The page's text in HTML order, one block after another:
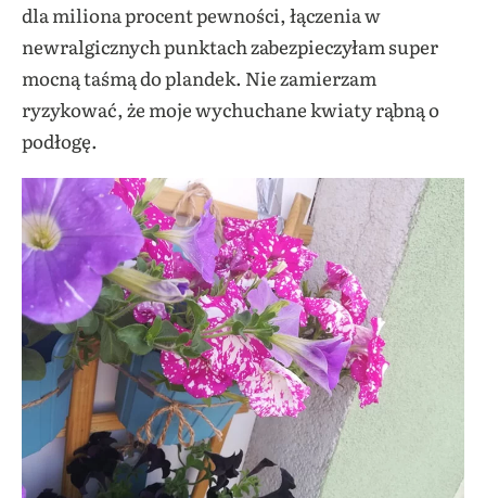
dla miliona procent pewności, łączenia w
newralgicznych punktach zabezpieczyłam super
mocną taśmą do plandek. Nie zamierzam
ryzykować, że moje wychuchane kwiaty rąbną o
podłogę.